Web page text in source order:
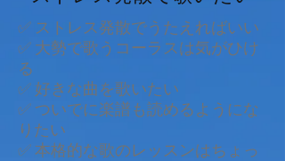
✅ ストレス発散でうたえればいい
✅ 大勢で歌うコーラスは気がひけ
る
✅ 好きな曲を歌いたい
✅ ついでに楽譜も読めるようにな
りたい
✅ 本格的な歌のレッスンはちょっ